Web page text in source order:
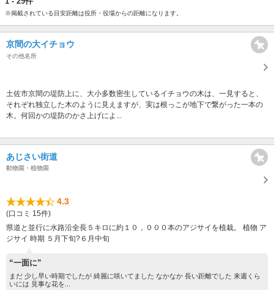
※掲載されている目安距離は役所・役場からの距離になります。
京間の大イチョウ
その他名所
土佐市京間の堤防上に、大小多数密生しているイチョウの木は、一見すると、
それぞれ独立した木のように見えますが、実は根っこが地下で繋がった一本の
木。何回かの堤防のかさ上げによ...
あじさい街道
動物園・植物園
4.3
(口コミ 15件)
県道と並行に水路沿全長５キロに約１０，０００本のアジサイを植栽。 植物 ア
ジサイ 時期 ５月下旬?６月中旬
“一面に”
まだ 少し早い時期でしたが 綺麗に咲いてました なかなか 長い距離でした 来週くら
いには 見事な花を...